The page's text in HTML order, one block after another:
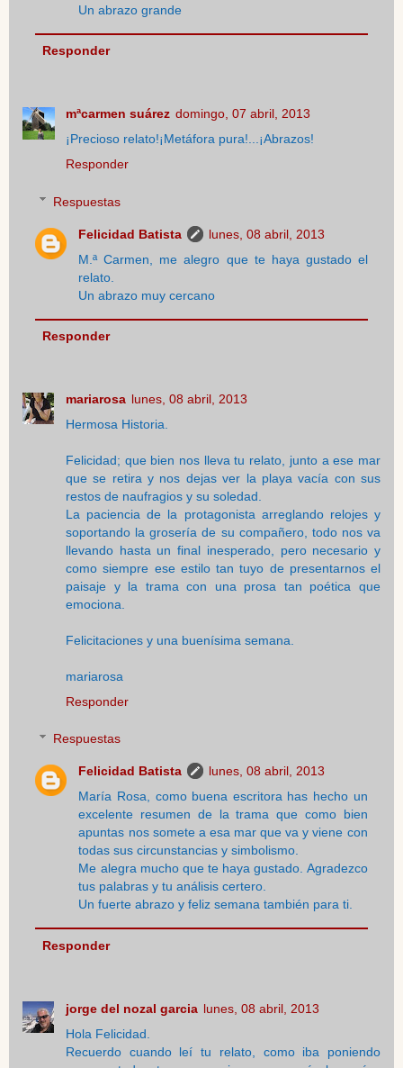
Un abrazo grande
Responder
mªcarmen suárez domingo, 07 abril, 2013
¡Precioso relato!¡Metáfora pura!...¡Abrazos!
Responder
Respuestas
Felicidad Batista
lunes, 08 abril, 2013
M.ª Carmen, me alegro que te haya gustado el
relato.
Un abrazo muy cercano
Responder
mariarosa lunes, 08 abril, 2013
Hermosa Historia.
Felicidad; que bien nos lleva tu relato, junto a ese mar
que se retira y nos dejas ver la playa vacía con sus
restos de naufragios y su soledad.
La paciencia de la protagonista arreglando relojes y
soportando la grosería de su compañero, todo nos va
llevando hasta un final inesperado, pero necesario y
como siempre ese estilo tan tuyo de presentarnos el
paisaje y la trama con una prosa tan poética que
emociona.
Felicitaciones y una buenísima semana.
mariarosa
Responder
Respuestas
Felicidad Batista
lunes, 08 abril, 2013
María Rosa, como buena escritora has hecho un
excelente resumen de la trama que como bien
apuntas nos somete a esa mar que va y viene con
todas sus circunstancias y simbolismo.
Me alegra mucho que te haya gustado. Agradezco
tus palabras y tu análisis certero.
Un fuerte abrazo y feliz semana también para ti.
Responder
jorge del nozal garcia lunes, 08 abril, 2013
Hola Felicidad.
Recuerdo cuando leí tu relato, como iba poniendo